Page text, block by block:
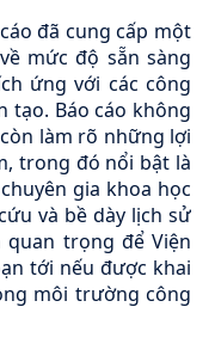
đã cung cấp một
mức độ sẵn sàng
ứng với các công
tạo. Báo cáo không
làm rõ những lợi
trong đó nổi bật là
gia khoa học
và bề dày lịch sử
trọng để Viện
tới nếu được khai
môi trường công